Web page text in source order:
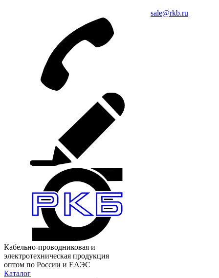
sale@rkb.ru
Кабельно-проводниковая и
электротехническая продукция
оптом по России и ЕАЭС
Каталог